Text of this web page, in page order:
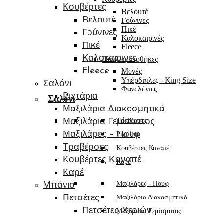
Βελουτέ
Γούνινες
Πικέ
Καλοκαιρινές
Fleece
Παπλωματοθήκες
Μονές
Υπέρδιπλες - King Size
Φανελένιες
Σαλόνι
Τραβέρσες
Ριχτάρια
Κουβέρτες Καναπέ
Καρέ
Μαξιλάρες - Πουφ
Μαξιλάρια Διακοσμητικά
Μαξιλάρια Γεμίσματος
Κουβέρτες
Βελουτέ
Γούνινες
Πικέ
Καλοκαιρινές
Fleece
Σαλόνι
Ριχτάρια
Μαξιλάρια Διακοσμητικά
Μαξιλάρια Γεμίσματος
Μαξιλάρες – Πουφ
Τραβέρσες
Κουβέρτες Καναπέ
Καρέ
Μπάνιο
Πετσέτες
Πετσέτες Χεριών